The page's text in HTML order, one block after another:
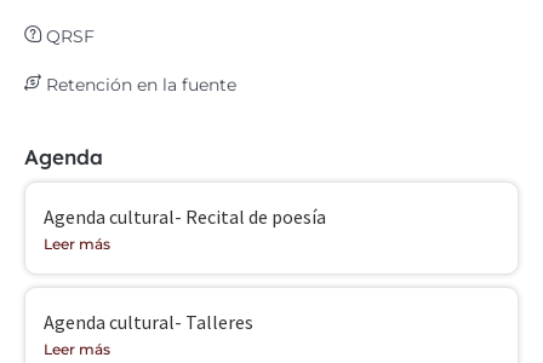
QRSF
Retención en la fuente
Agenda
Agenda cultural- Recital de poesía
Leer más
Agenda cultural- Talleres
Leer más